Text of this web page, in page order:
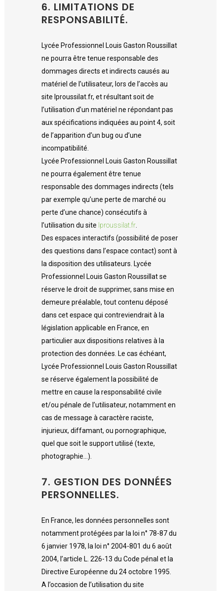
6. LIMITATIONS DE
RESPONSABILITÉ.
Lycée Professionnel Louis Gaston Roussillat
ne pourra être tenue responsable des
dommages directs et indirects causés au
matériel de l’utilisateur, lors de l’accès au
site lproussilat.fr, et résultant soit de
l’utilisation d’un matériel ne répondant pas
aux spécifications indiquées au point 4, soit
de l’apparition d’un bug ou d’une
incompatibilité.
Lycée Professionnel Louis Gaston Roussillat
ne pourra également être tenue
responsable des dommages indirects (tels
par exemple qu’une perte de marché ou
perte d’une chance) consécutifs à
l’utilisation du site lproussilat.fr
Des espaces interactifs (possibilité de poser
des questions dans l’espace contact) sont à
la disposition des utilisateurs. Lycée
Professionnel Louis Gaston Roussillat se
réserve le droit de supprimer, sans mise en
demeure préalable, tout contenu déposé
dans cet espace qui contreviendrait à la
législation applicable en France, en
particulier aux dispositions relatives à la
protection des données. Le cas échéant,
Lycée Professionnel Louis Gaston Roussillat
se réserve également la possibilité de
mettre en cause la responsabilité civile
et/ou pénale de l’utilisateur, notamment en
cas de message à caractère raciste,
injurieux, diffamant, ou pornographique,
quel que soit le support utilisé (texte,
photographie…).
7. GESTION DES DONNÉES
PERSONNELLES.
En France, les données personnelles sont
notamment protégées par la loi n° 78-87 du
6 janvier 1978, la loi n° 2004-801 du 6 août
2004, l’article L. 226-13 du Code pénal et la
Directive Européenne du 24 octobre 1995.
A l’occasion de l’utilisation du site